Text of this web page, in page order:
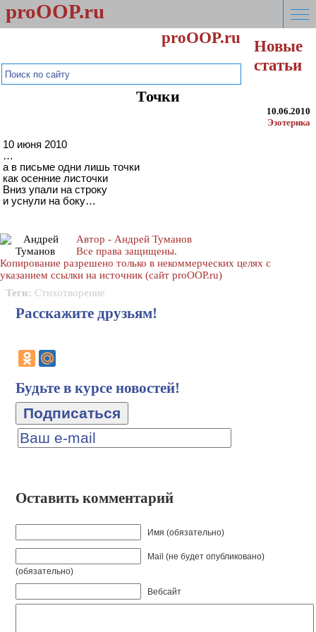
proOOP.ru
proOOP.ru
Новые
статьи
Точки
10.06.2010
Эзотерика
10 июня 2010
…
а в письме одни лишь точки
как осенние листочки
Вниз упали на строку
и уснули на боку…
Автор - Андрей Туманов
Все права защищены.
Копирование разрешено только в некоммерческих целях с
указанием ссылки на источник (сайт proOOP.ru)
Теги: Стихотворение
Расскажите друзьям!
Будьте в курсе новостей!
Оставить комментарий
Имя (обязательно)
Mail (не будет опубликовано)
(обязательно)
Вебсайт